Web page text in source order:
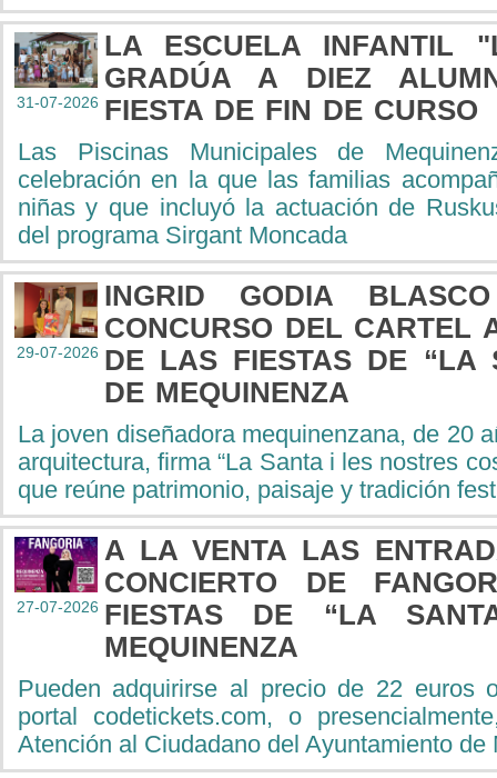
LA ESCUELA INFANTIL
GRADÚA A DIEZ
FIESTA DE FIN DE CURSO
31-07-2026
Las Piscinas Municipales de
celebración en la que las familias
niñas y que incluyó la actuación de
del programa Sirgant Moncada
INGRID GODIA
CONCURSO DEL CARTEL
DE LAS FIESTAS DE “LA
DE MEQUINENZA
29-07-2026
La joven diseñadora mequinenzana, de 20
arquitectura, firma “La Santa i les nostres
que reúne patrimonio, paisaje y tradición
A LA VENTA LAS
CONCIERTO DE
FIESTAS DE “LA
MEQUINENZA
27-07-2026
Pueden adquirirse al precio de 22 euros
portal codetickets.com, o
Atención al Ciudadano del Ayuntamiento de